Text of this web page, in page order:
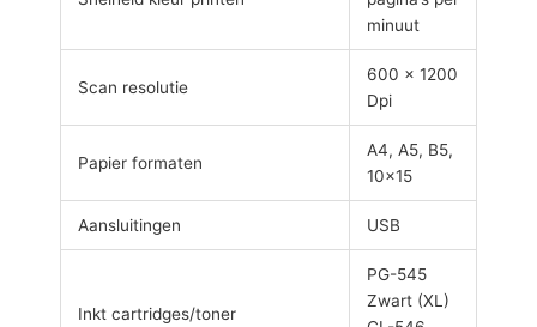
minuut
Scan resolutie
600 x 1200
Dpi
Papier formaten
A4, A5, B5,
10×15
Aansluitingen USB
Inkt cartridges/toner
PG-545
Zwart (XL)